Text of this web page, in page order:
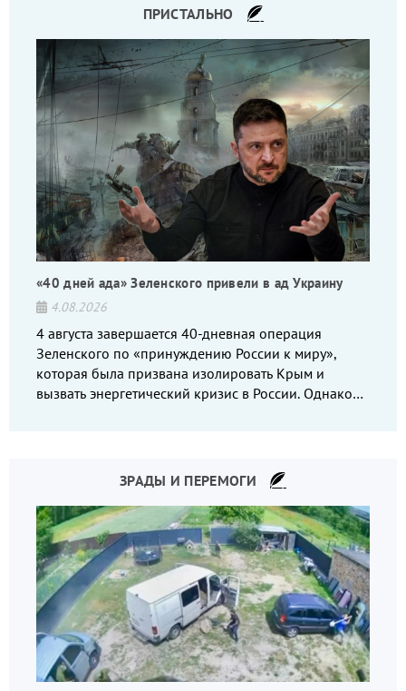
ПРИСТАЛЬНО
«40 дней ада» Зеленского привели в ад Украину
4.08.2026
4 августа завершается 40-дневная операция
Зеленского по «принуждению России к миру»,
которая была призвана изолировать Крым и
вызвать энергетический кризис в России. Однако
ЗРАДЫ И ПЕРЕМОГИ